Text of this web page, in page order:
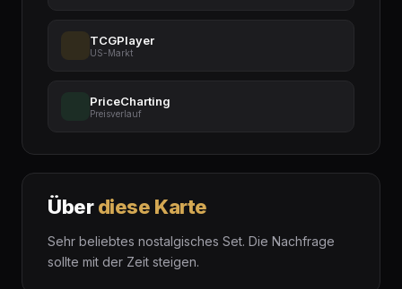
TCGPlayer
US-Markt
PriceCharting
Preisverlauf
Überdiese Karte
Sehr beliebtes nostalgisches Set. Die Nachfrage
sollte mit der Zeit steigen.